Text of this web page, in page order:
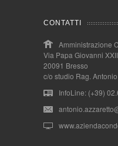
CONTATTI
Amministrazione
Via Papa Giovanni
20091 Bresso
c/o studio Rag.
InfoLine: (+39)